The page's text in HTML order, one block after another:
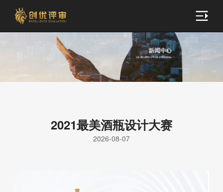
2021最美酒瓶设计大赛
2026-08-07